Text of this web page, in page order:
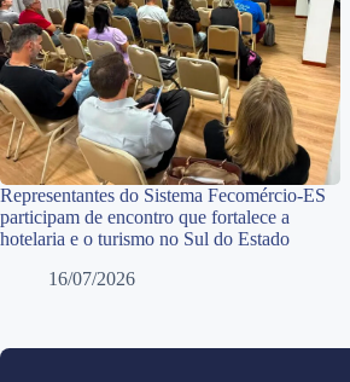
Representantes do Sistema Fecomércio-ES
participam de encontro que fortalece a
hotelaria e o turismo no Sul do Estado
16/07/2026